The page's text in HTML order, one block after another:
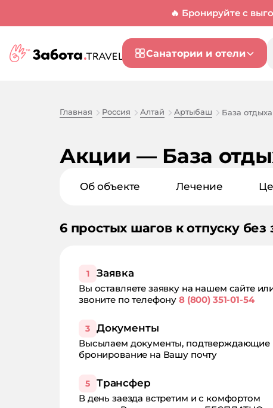
🔥 Бронируйте с
Санатории и отели
Главная Россия Алтай Артыбаш База
Акции — База
Об объекте Лечение
6 простых шагов к отпуску без
1 Заявка
Вы оставляете заявку на нашем сайте
звоните по телефону8 (800) 351-01-54
3 Документы
Высылаем документы, подтверждающие
бронирование на Вашу почту
5 Трансфер
В день заезда встретим и с комфортом